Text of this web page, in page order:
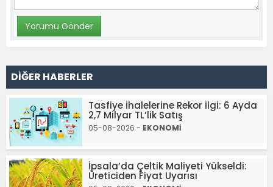
DİĞER HABERLER
Tasfiye İhalelerine Rekor İlgi: 6 Ayda
2,7 Milyar TL’lik Satış
05-08-2026 - EKONOMİ
İpsala’da Çeltik Maliyeti Yükseldi:
Üreticiden Fiyat Uyarısı